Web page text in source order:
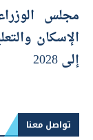
مجلس
الإسكان
إلى 2028
تواصل معنا